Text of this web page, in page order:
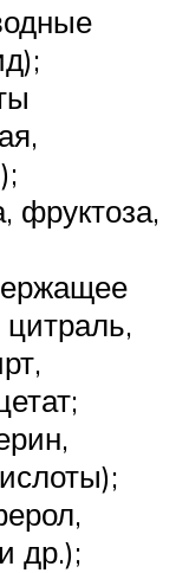
фруктоза,
др.);